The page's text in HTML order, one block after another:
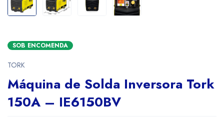
SOB ENCOMENDA
TORK
Máquina de Solda Inversora Tork
150A – IE6150BV